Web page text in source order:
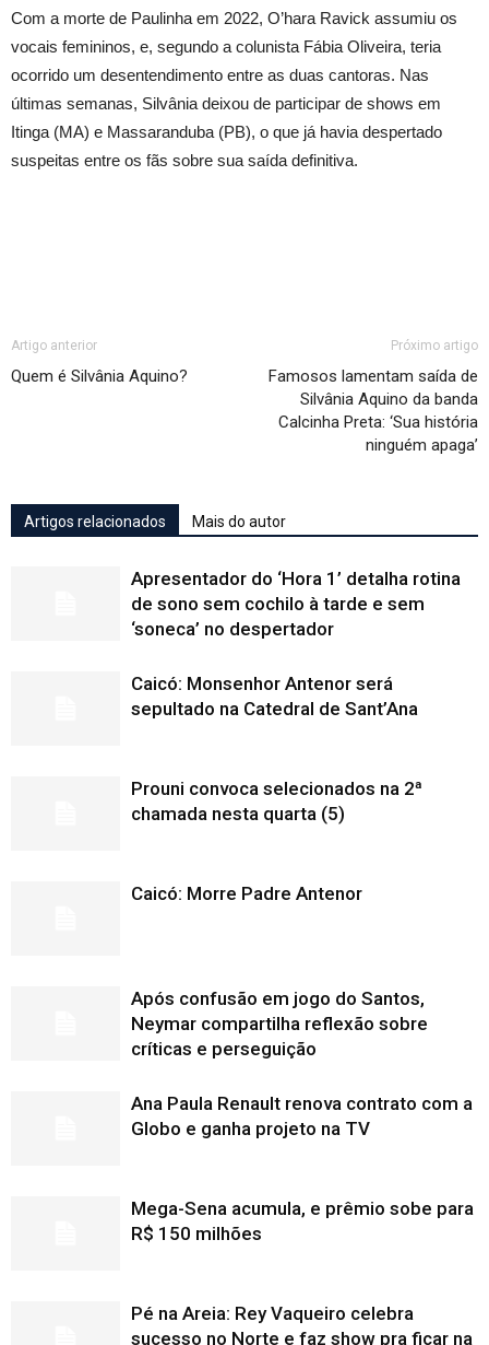
Com a morte de Paulinha em 2022, O’hara Ravick assumiu os
vocais femininos, e, segundo a colunista Fábia Oliveira, teria
ocorrido um desentendimento entre as duas cantoras. Nas
últimas semanas, Silvânia deixou de participar de shows em
Itinga (MA) e Massaranduba (PB), o que já havia despertado
suspeitas entre os fãs sobre sua saída definitiva.
Artigo anterior
Quem é Silvânia Aquino?
Próximo artigo
Famosos lamentam saída de
Silvânia Aquino da banda
Calcinha Preta: ‘Sua história
ninguém apaga’
Artigos relacionados Mais do autor
Apresentador do ‘Hora 1’ detalha rotina
de sono sem cochilo à tarde e sem
‘soneca’ no despertador
Caicó: Monsenhor Antenor será
sepultado na Catedral de Sant’Ana
Prouni convoca selecionados na 2ª
chamada nesta quarta (5)
Caicó: Morre Padre Antenor
Após confusão em jogo do Santos,
Neymar compartilha reflexão sobre
críticas e perseguição
Ana Paula Renault renova contrato com a
Globo e ganha projeto na TV
Mega-Sena acumula, e prêmio sobe para
R$ 150 milhões
Pé na Areia: Rey Vaqueiro celebra
sucesso no Norte e faz show pra ficar na